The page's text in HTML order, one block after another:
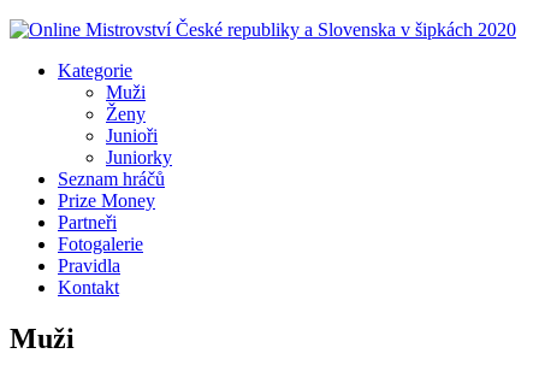
Online Mistrovství České republiky a Slovenska v šipkách 2020
Kategorie
Muži
Ženy
Junioři
Juniorky
Seznam hráčů
Prize Money
Partneři
Fotogalerie
Pravidla
Kontakt
Muži